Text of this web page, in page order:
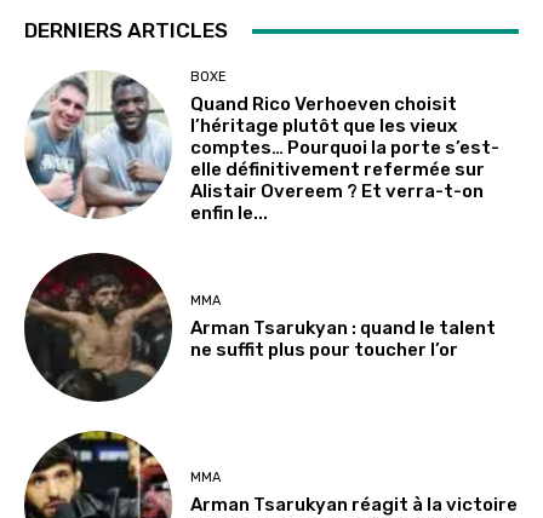
DERNIERS ARTICLES
BOXE
Quand Rico Verhoeven choisit
l’héritage plutôt que les vieux
comptes… Pourquoi la porte s’est-
elle définitivement refermée sur
Alistair Overeem ? Et verra-t-on
enfin le...
MMA
Arman Tsarukyan : quand le talent
ne suffit plus pour toucher l’or
MMA
Arman Tsarukyan réagit à la victoire